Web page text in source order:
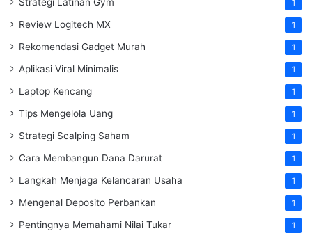
1
Review Logitech MX 1
Rekomendasi Gadget Murah 1
Aplikasi Viral Minimalis 1
Laptop Kencang 1
Tips Mengelola Uang 1
Strategi Scalping Saham 1
Cara Membangun Dana Darurat 1
Langkah Menjaga Kelancaran Usaha 1
Mengenal Deposito Perbankan 1
Pentingnya Memahami Nilai Tukar 1